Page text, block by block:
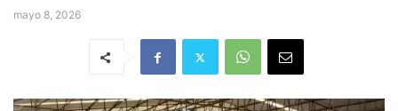
mayo 8, 2026